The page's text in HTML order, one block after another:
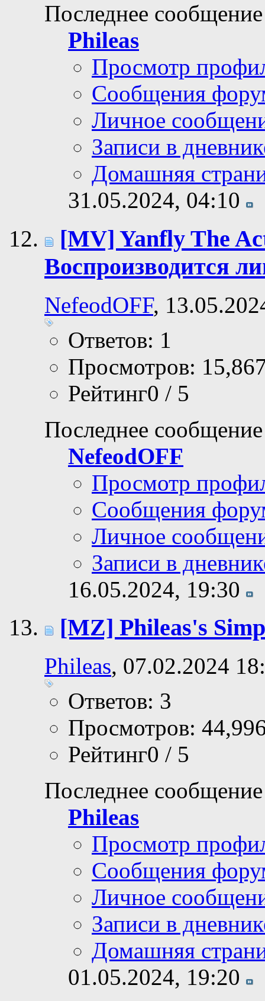
Последнее
Phileas
Просмотр
Сообщения
Личное
Записи в
Домашняя
31.05.2024, 04:10
[MV] Yanfly The
Воспроизводится
NefeodOFF,
Ответов: 1
Просмотров:
Рейтинг0 / 5
Последнее
NefeodOFF
Просмотр
Сообщения
Личное
Записи в
16.05.2024, 19:30
[MZ] Phileas's
Phileas, 07.02.2024
Ответов: 3
Просмотров:
Рейтинг0 / 5
Последнее
Phileas
Просмотр
Сообщения
Личное
Записи в
Домашняя
01.05.2024, 19:20